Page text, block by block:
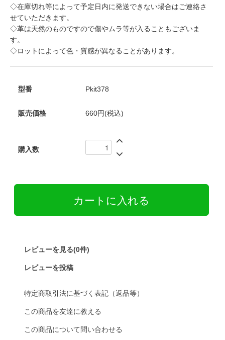
◇在庫切れ等によって予定日内に発送できない場合はご連絡さ
せていただきます。
◇革は天然のものですので傷やムラ等が入ることもございま
す。
◇ロットによって色・質感が異なることがあります。
型番 Pkit378
販売価格 660円(税込)
購入数
レビューを見る(0件)
レビューを投稿
特定商取引法に基づく表記（返品等）
この商品を友達に教える
この商品について問い合わせる